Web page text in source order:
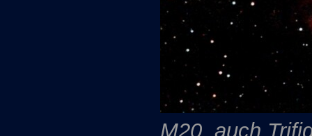
M20, auch